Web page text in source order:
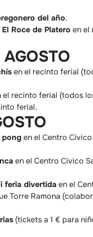
del año.
Roce de Platero en el
en el recinto ferial
el recinto ferial (todos
ferial.
pongen el Centro
en el Centro Cívico
feria divertidaen el
Torre Ramona
(tickets a 1 € para